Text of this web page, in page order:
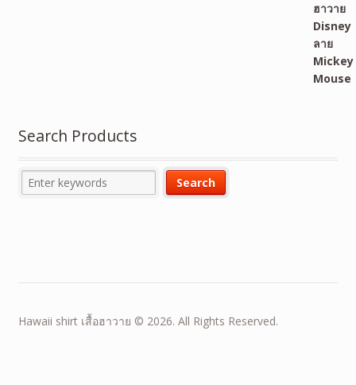
Search Products
Hawaii shirt เสื้อฮาวาย © 2026. All Rights Reserved.